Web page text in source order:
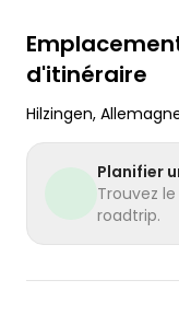
d'itinéraire
Hilzingen,
Planifier
Trouvez
roadtrip.